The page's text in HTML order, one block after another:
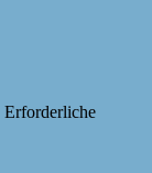
Erforderliche